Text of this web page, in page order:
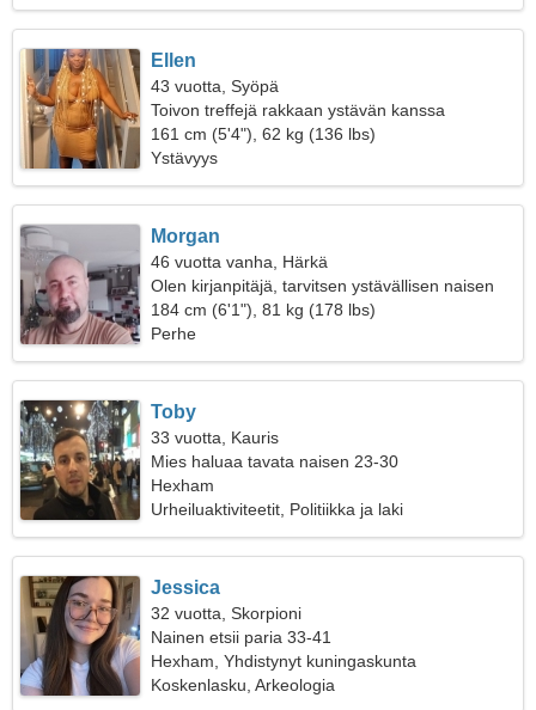
Ellen
43 vuotta, Syöpä
Toivon treffejä rakkaan ystävän kanssa
161 cm (5'4"), 62 kg (136 lbs)
Ystävyys
Morgan
46 vuotta vanha, Härkä
Olen kirjanpitäjä, tarvitsen ystävällisen naisen
184 cm (6'1"), 81 kg (178 lbs)
Perhe
Toby
33 vuotta, Kauris
Mies haluaa tavata naisen 23-30
Hexham
Urheiluaktiviteetit, Politiikka ja laki
Jessica
32 vuotta, Skorpioni
Nainen etsii paria 33-41
Hexham, Yhdistynyt kuningaskunta
Koskenlasku, Arkeologia